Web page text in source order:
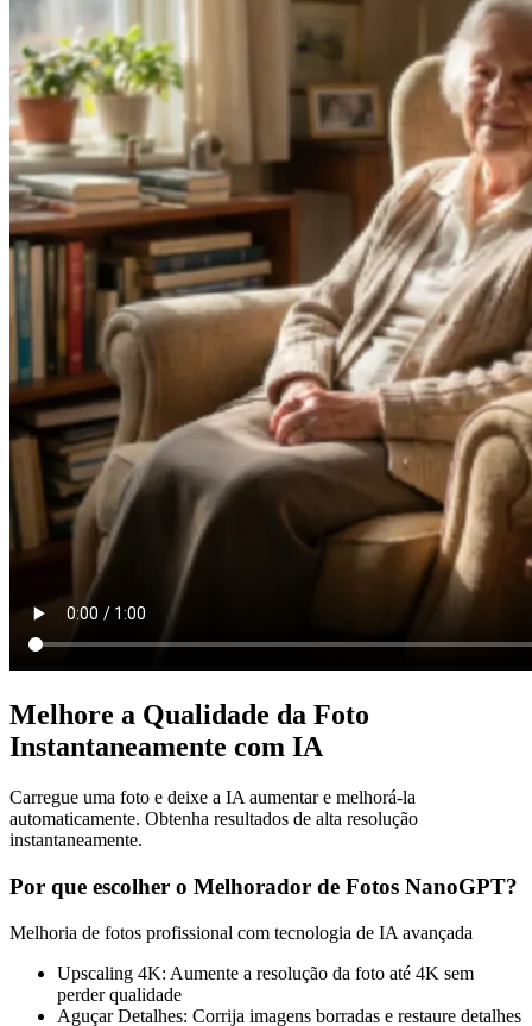
Melhore a Qualidade da Foto
Instantaneamente com IA
Carregue uma foto e deixe a IA aumentar e melhorá-la
automaticamente. Obtenha resultados de alta resolução
instantaneamente.
Por que escolher o Melhorador de Fotos NanoGPT?
Melhoria de fotos profissional com tecnologia de IA avançada
Upscaling 4K: Aumente a resolução da foto até 4K sem
perder qualidade
Aguçar Detalhes: Corrija imagens borradas e restaure detalhes